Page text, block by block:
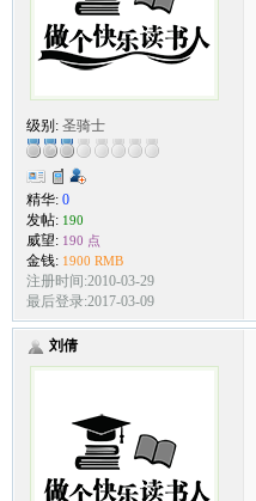
级别: 圣骑士
精华: 0
发帖: 190
威望: 190 点
金钱: 1900 RMB
注册时间:2010-03-29
最后登录:2017-03-09
刘倩